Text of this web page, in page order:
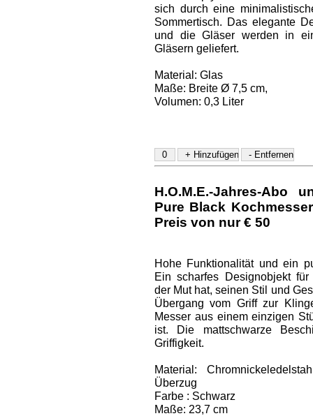
sich durch eine
Sommertisch. Das elegante
und die Gläser werden in
Gläsern geliefert.
Material: Glas
Maße: Breite Ø 7,5 cm,
Volumen: 0,3 Liter
H.O.M.E.-Jahres-Abo
Pure Black
Preis von nur € 50
Hohe Funktionalität und ein
Ein scharfes Designobjekt
der Mut hat, seinen Stil und
Übergang vom Griff zur
Messer aus einem einzigen
ist. Die mattschwarze
Griffigkeit.
Material:
Überzug
Farbe : Schwarz
Maße: 23,7 cm